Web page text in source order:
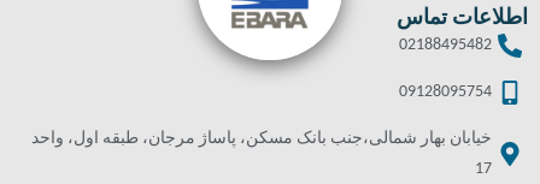
اطلاعات تماس
02188495482
09128095754
خیابان بهار شمالی،جنب بانک مسکن، پاساژ مرجان، طبقه اول، واحد
17